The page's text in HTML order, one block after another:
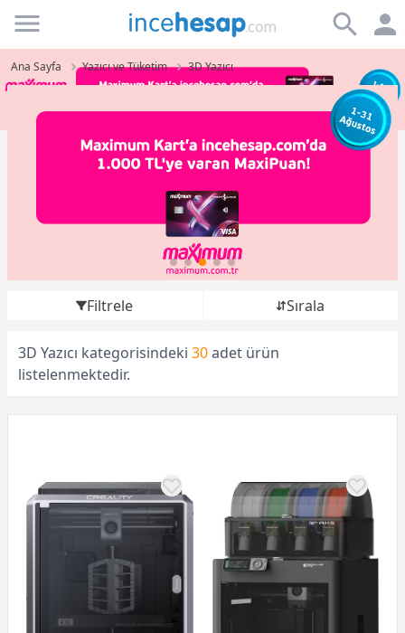
Incehesap
Ana Sayfa Yazıcı ve Tüketim 3D Yazıcı
Filtrele Sırala
3D Yazıcı kategorisindeki 30adet ürün
listelenmektedir.